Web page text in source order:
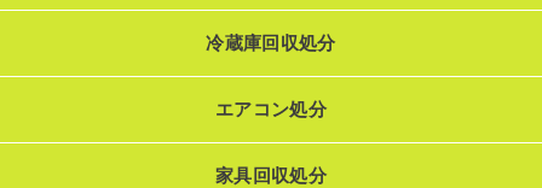
冷蔵庫回収処分
エアコン処分
家具回収処分